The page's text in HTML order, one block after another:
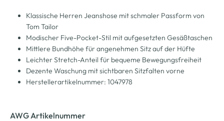
Klassische Herren Jeanshose mit schmaler Passform von
Tom Tailor
Modischer Five-Pocket-Stil mit aufgesetzten Gesäßtaschen
Mittlere Bundhöhe für angenehmen Sitz auf der Hüfte
Leichter Stretch-Anteil für bequeme Bewegungsfreiheit
Dezente Waschung mit sichtbaren Sitzfalten vorne
Herstellerartikelnummer: 1047978
AWG Artikelnummer